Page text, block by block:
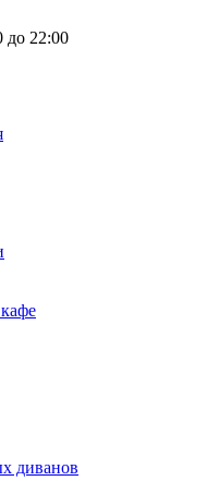
до 22:00
диванов